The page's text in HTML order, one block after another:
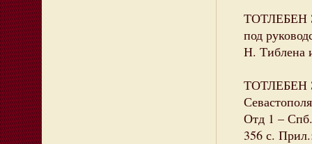
ТОТЛЕБЕН
под
Н. Тиблена
ТОТЛЕБЕН
Отд 1 –
356 с.